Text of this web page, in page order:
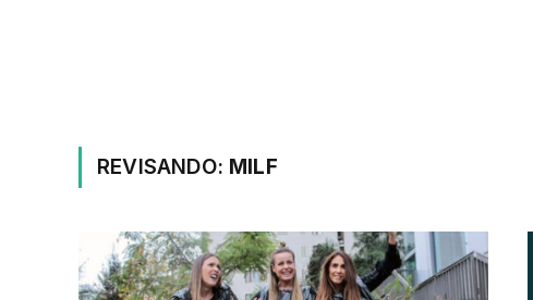
REVISANDO: MILF